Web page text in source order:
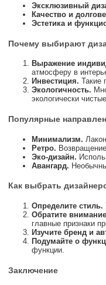
Эксклюзивный
Качество и
Эстетика и
Почему выбирают
Выражение
атмосферу в
Инвестиция. Такие
Экологичность.
экологически
Популярные
Минимализм.
Ретро.
Эко-дизайн.
Авангард.
Как выбрать
Определите стиль.
Обратите
главные признаки
Изучите бренд и
Подумайте о
функции.
Заключение